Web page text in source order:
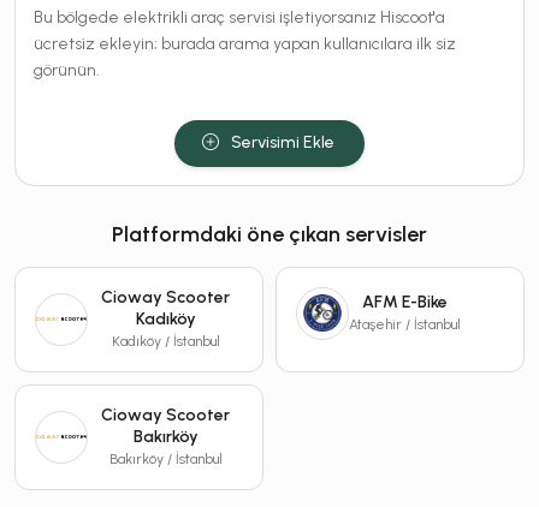
Bu bölgede elektrikli araç servisi işletiyorsanız Hiscoot'a
ücretsiz ekleyin; burada arama yapan kullanıcılara ilk siz
görünün.
Servisimi Ekle
Platformdaki öne çıkan servisler
Cioway Scooter
Kadıköy
Kadıköy / İstanbul
AFM E-Bike
Ataşehir / İstanbul
Cioway Scooter
Bakırköy
Bakırköy / İstanbul